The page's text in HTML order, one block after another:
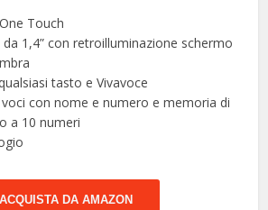
Touch
1,4” con retroilluminazione schermo
tasto e Vivavoce
voci con nome e numero e memoria di
a 10 numeri
ACQUISTA DA AMAZON